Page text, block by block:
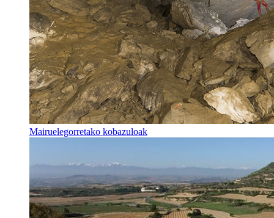
Mairuelegorretako kobazuloak